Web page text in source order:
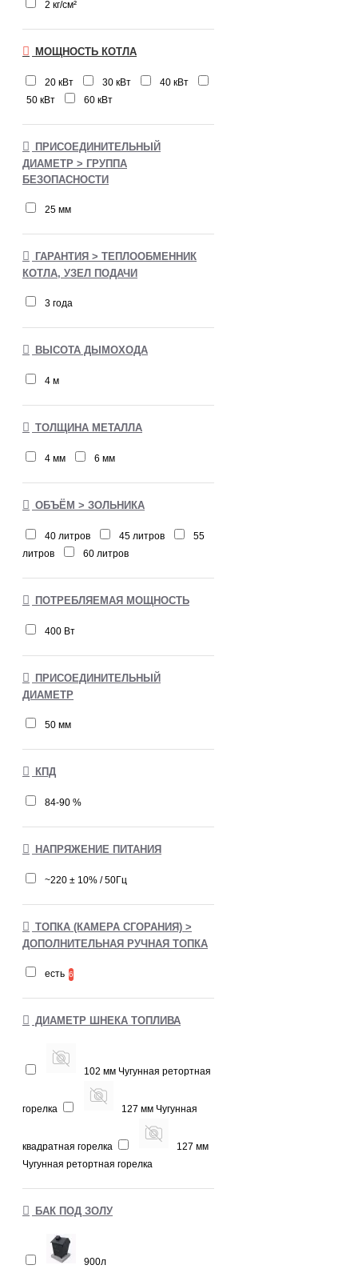
2 кг/см²
МОЩНОСТЬ КОТЛА
20 кВт 30 кВт
40 кВт
50 кВт
60 кВт
ПРИСОЕДИНИТЕЛЬНЫЙ
ДИАМЕТР > ГРУППА
БЕЗОПАСНОСТИ
25 мм
ГАРАНТИЯ > ТЕПЛООБМЕННИК
КОТЛА, УЗЕЛ ПОДАЧИ
3 года
ВЫСОТА ДЫМОХОДА
4 м
ТОЛЩИНА МЕТАЛЛА
4 мм 6 мм
ОБЪЁМ > ЗОЛЬНИКА
40 литров 45 литров
55
литров
60 литров
ПОТРЕБЛЯЕМАЯ МОЩНОСТЬ
400 Вт
ПРИСОЕДИНИТЕЛЬНЫЙ
ДИАМЕТР
50 мм
КПД
84-90 %
НАПРЯЖЕНИЕ ПИТАНИЯ
~220 ± 10% / 50Гц
ТОПКА (КАМЕРА СГОРАНИЯ) >
ДОПОЛНИТЕЛЬНАЯ РУЧНАЯ ТОПКА
есть 6
ДИАМЕТР ШНЕКА ТОПЛИВА
102 мм Чугунная ретортная
горелка 127 мм Чугунная
квадратная горелка
127 мм
Чугунная ретортная горелка
БАК ПОД ЗОЛУ
900л